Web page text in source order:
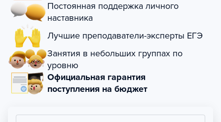
Постоянная поддержка личного
наставника
Лучшие преподаватели-эксперты ЕГЭ
Занятия в небольших группах по
уровню
Официальная гарантия
поступления на бюджет